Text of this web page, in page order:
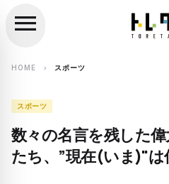
search
menu
HOME chevron_right スポーツ
スポーツ
数々の名言を残した
たち、”現在(いま)"は